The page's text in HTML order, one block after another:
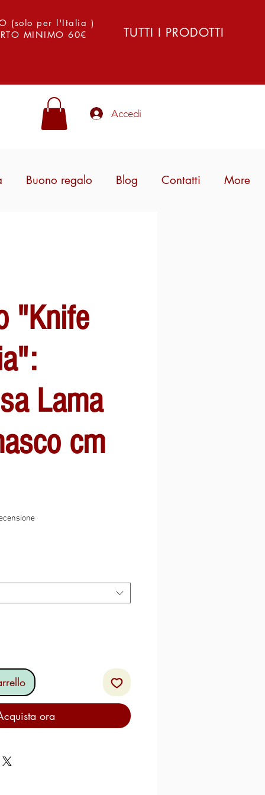
(solo per l'Italia )
MINIMO 60€
TUTTI I PRODOTTI
Accedi
Buono regalo Blog Contatti More
"Knife
Lama
cm
la valutazione è 5.0 su cinque stelle
ora